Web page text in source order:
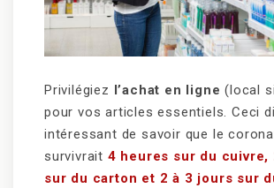
Privilégiez l’achat en ligne (local
pour vos articles essentiels. Ceci
intéressant de savoir que le
survivrait 4 heures sur du cuivre,
sur du carton et 2 à 3 jours sur